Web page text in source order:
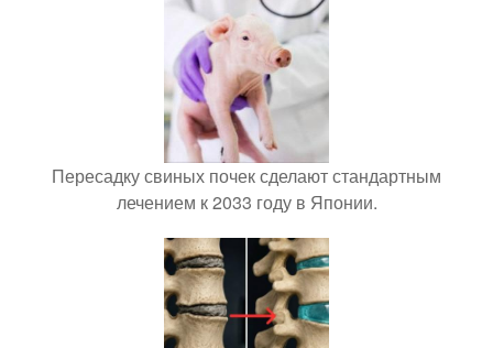
Пересадку свиных почек сделают стандартным
лечением к 2033 году в Японии.